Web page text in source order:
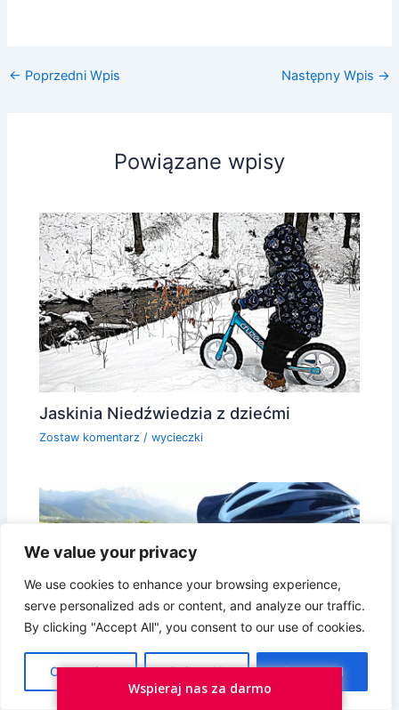
We value your privacy
We use cookies to enhance your browsing experience,
serve personalized ads or content, and analyze our traffic.
By clicking "Accept All", you consent to our use of cookies.
Customize Reject All Accept All
← Poprzedni Wpis Następny Wpis →
Powiązane wpisy
Jaskinia Niedźwiedzia z dziećmi
Zostaw komentarz /wycieczki
Jesteś zwycięzcą!Wspieraj nas za darmo
Prywatność i pliki ciasteczka: Ta witryna używa plików ciasteczek.
używanie.
Aby dowiedzieć się więcej, w tym jak kontrolować pliki ciasteczka,
zobacz tutaj:
Polityka plików ciasteczka